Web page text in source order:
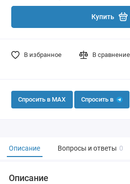
Купить
В избранное В сравнение
Спросить в MAX Спросить в
Описание Вопросы и ответы 0
Описание